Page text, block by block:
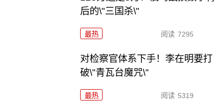
后的\"三国杀\"
最热 阅读 7295
对检察官体系下手！李在明要打
破\"青瓦台魔咒\"
最热 阅读 5319